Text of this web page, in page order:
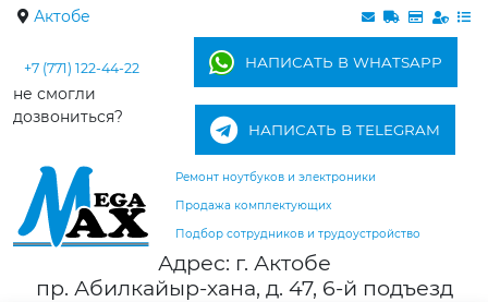
Актобе
+7 (771) 122-44-22
не смогли
дозвониться?
НАПИСАТЬ В WHATSAPP
НАПИСАТЬ В TELEGRAM
Ремонт ноутбуков и электроники
Продажа комплектующих
Подбор сотрудников и трудоустройство
Адрес: г. Актобе
пр. Абилкайыр-хана, д. 47, 6-й подъезд